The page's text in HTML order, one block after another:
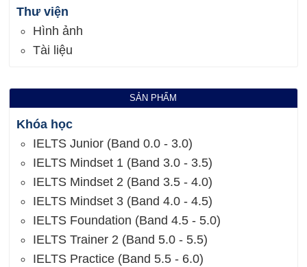
Thư viện
Hình ảnh
Tài liệu
SẢN PHẨM
Khóa học
IELTS Junior (Band 0.0 - 3.0)
IELTS Mindset 1 (Band 3.0 - 3.5)
IELTS Mindset 2 (Band 3.5 - 4.0)
IELTS Mindset 3 (Band 4.0 - 4.5)
IELTS Foundation (Band 4.5 - 5.0)
IELTS Trainer 2 (Band 5.0 - 5.5)
IELTS Practice (Band 5.5 - 6.0)